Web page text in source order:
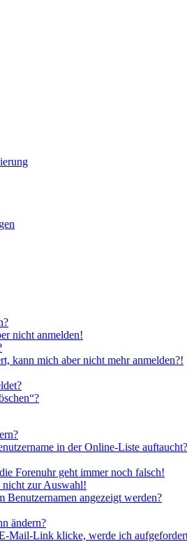
nicht anmelden!
kann mich aber nicht mehr anmelden?!
in der Online-Liste auftaucht?
Forenuhr geht immer noch falsch!
nicht zur Auswahl!
Benutzernamen angezeigt werden?
ändern?
Mail-Link klicke, werde ich